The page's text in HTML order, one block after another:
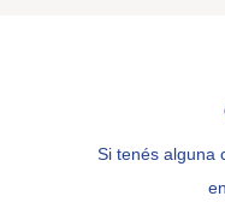
Si tenés alguna